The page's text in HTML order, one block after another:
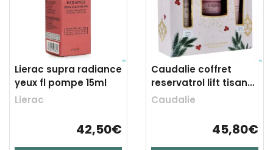
Lierac supra radiance
yeux fl pompe 15ml
Lierac
42,50€
Caudalie coffret
reservatrol lift tisane
nuit noel
Caudalie
45,80€